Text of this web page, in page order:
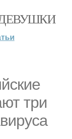
ДЕВУШКИ
три